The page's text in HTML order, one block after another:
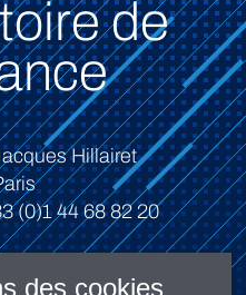
de
Hillairet
(0)1 44 68 82 20
des cookies